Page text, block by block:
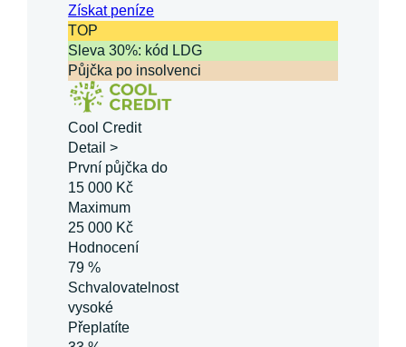
Získatpeníze
TOP
Sleva 30%: kód LDG
Půjčka po insolvenci
Cool Credit
Detail >
První půjčka do
15 000 Kč
Maximum
25 000 Kč
Hodnocení
79 %
Schvalovatelnost
vysoké
Přeplatíte